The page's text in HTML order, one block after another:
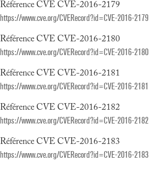
Référence CVE CVE-2016-2179
https://www.cve.org/CVERecord?id=CVE-2016-2179
Référence CVE CVE-2016-2180
https://www.cve.org/CVERecord?id=CVE-2016-2180
Référence CVE CVE-2016-2181
https://www.cve.org/CVERecord?id=CVE-2016-2181
Référence CVE CVE-2016-2182
https://www.cve.org/CVERecord?id=CVE-2016-2182
Référence CVE CVE-2016-2183
https://www.cve.org/CVERecord?id=CVE-2016-2183